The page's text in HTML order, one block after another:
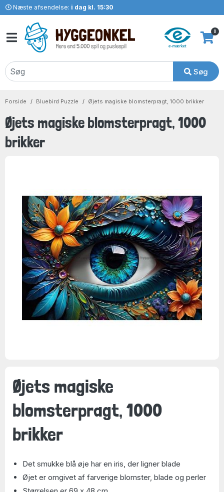
Næste afsendelse: i dag kl. 15:30
Søg
0
Forside Bluebird Puzzle Øjets magiske blomsterpragt, 1000 brikker
Øjets magiske blomsterpragt, 1000
brikker
Øjets magiske
blomsterpragt, 1000
brikker
Det smukke blå øje har en iris, der ligner blade
Øjet er omgivet af farverige blomster, blade og perler